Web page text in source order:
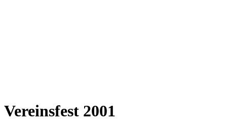
Vereinsfest 2001